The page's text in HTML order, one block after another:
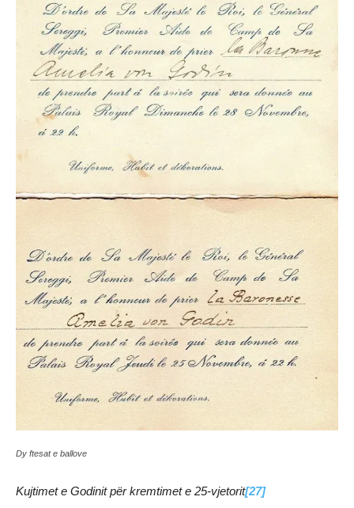
Dy ftesat e ballove
Kujtimet e Godinit për kremtimet e 25-vjetorit[27]